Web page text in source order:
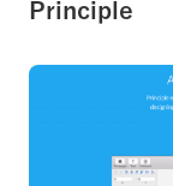
Principle